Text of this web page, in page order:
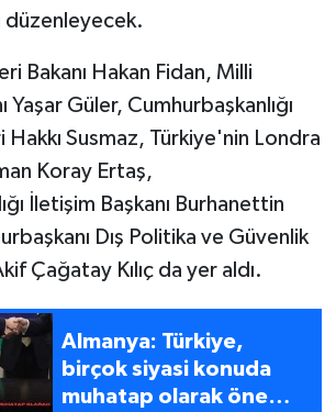
düzenleyecek.
Bakanı Hakan Fidan, Milli
Yaşar Güler, Cumhurbaşkanlığı
Susmaz, Türkiye'nin Londra
Koray Ertaş,
İletişim Başkanı Burhanettin
Dış Politika ve Güvenlik
Çağatay Kılıç da yer aldı.
Almanya: Türkiye,
birçok siyasi konuda
muhatap olarak önemli